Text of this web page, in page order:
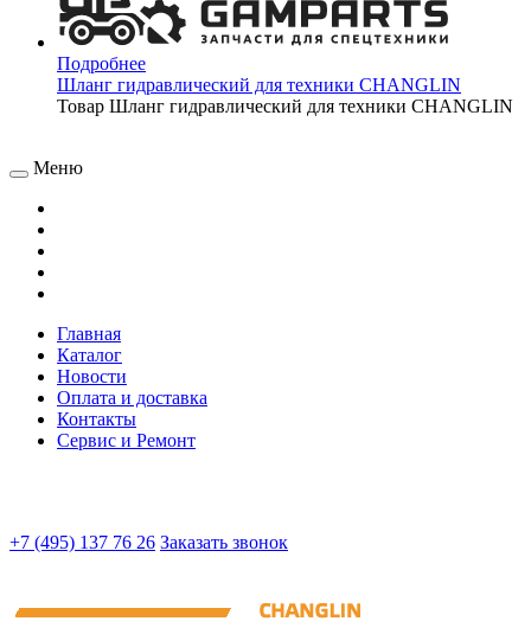
Подробнее
Шланг гидравлический для техники CHANGLIN
Товар Шланг гидравлический для техники CHANGLIN
Меню
Главная
Каталог
Новости
Оплата и доставка
Контакты
Сервис и Ремонт
+7 (495) 137 76 26 Заказать звонок